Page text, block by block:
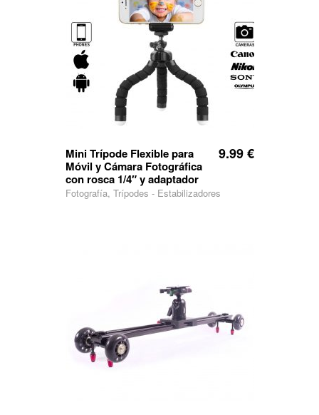
Mini Trípode Flexible para
Móvil y Cámara Fotográfica
con rosca 1/4″ y adaptador
9.99€
Fotografía, Trípodes - Estabilizadores